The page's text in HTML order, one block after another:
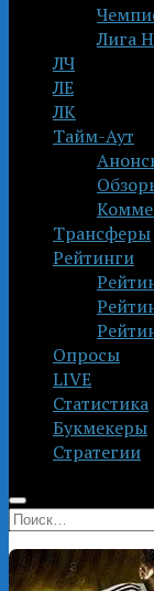
Лига
ЛЧ
ЛЕ
ЛК
Тайм-Аут
Трансферы
Рейтинги
Опросы
LIVE
Статистика
Букмекеры
Стратегии
Найти: